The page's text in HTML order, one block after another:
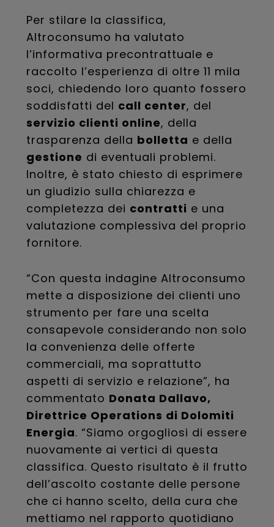
Per stilare la classifica,
Altroconsumo ha valutato
l’informativa precontrattuale e
raccolto l’esperienza di oltre 11 mila
soci, chiedendo loro quanto fossero
soddisfatti del call center, del
servizio clienti online, della
trasparenza della bolletta e della
gestione di eventuali problemi.
Inoltre, è stato chiesto di esprimere
un giudizio sulla chiarezza e
completezza dei contratti e una
valutazione complessiva del proprio
fornitore.
“Con questa indagine Altroconsumo
mette a disposizione dei clienti uno
strumento per fare una scelta
consapevole considerando non solo
la convenienza delle offerte
commerciali, ma soprattutto
aspetti di servizio e relazione”, ha
commentato Donata Dallavo,
Direttrice Operations di Dolomiti
Energia. “Siamo orgogliosi di essere
nuovamente ai vertici di questa
classifica. Questo risultato è il frutto
dell’ascolto costante delle persone
che ci hanno scelto, della cura che
mettiamo nel rapporto quotidiano